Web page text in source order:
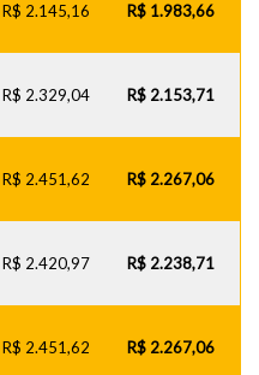
R$ 2.145,16 R$ 1.983,66
R$ 2.329,04 R$ 2.153,71
R$ 2.451,62 R$ 2.267,06
R$ 2.420,97 R$ 2.238,71
R$ 2.451,62 R$ 2.267,06